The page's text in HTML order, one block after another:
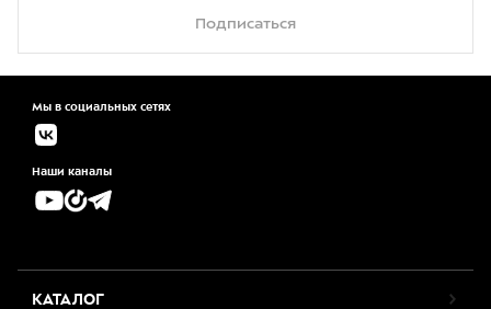
Подписаться
Мы в социальных сетях
Наши каналы
КАТАЛОГ